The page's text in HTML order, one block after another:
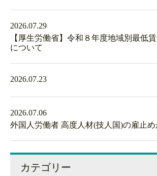
2026.07.29
【厚生労働省】令和８年度地域別最低
について
2026.07.23
2026.07.06
外国人労働者 高度人材(技人国)の雇止め
カテゴリー